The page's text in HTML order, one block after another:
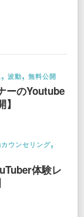
波動 無料公開
ーのYoutube
ウンセリング
体験レ